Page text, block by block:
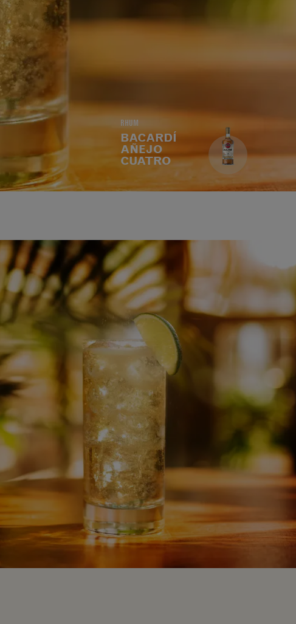
RHUM
BACARDÍ
AÑEJO
CUATRO